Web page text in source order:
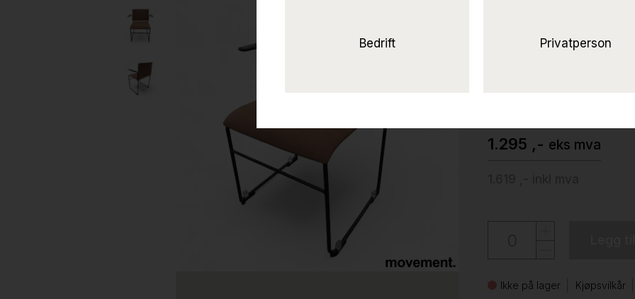
armlene Rødrosa stoff
1.295 ,- eks mva
Ikke på lager Kjøpsvilkår
Bedrift Privatperson